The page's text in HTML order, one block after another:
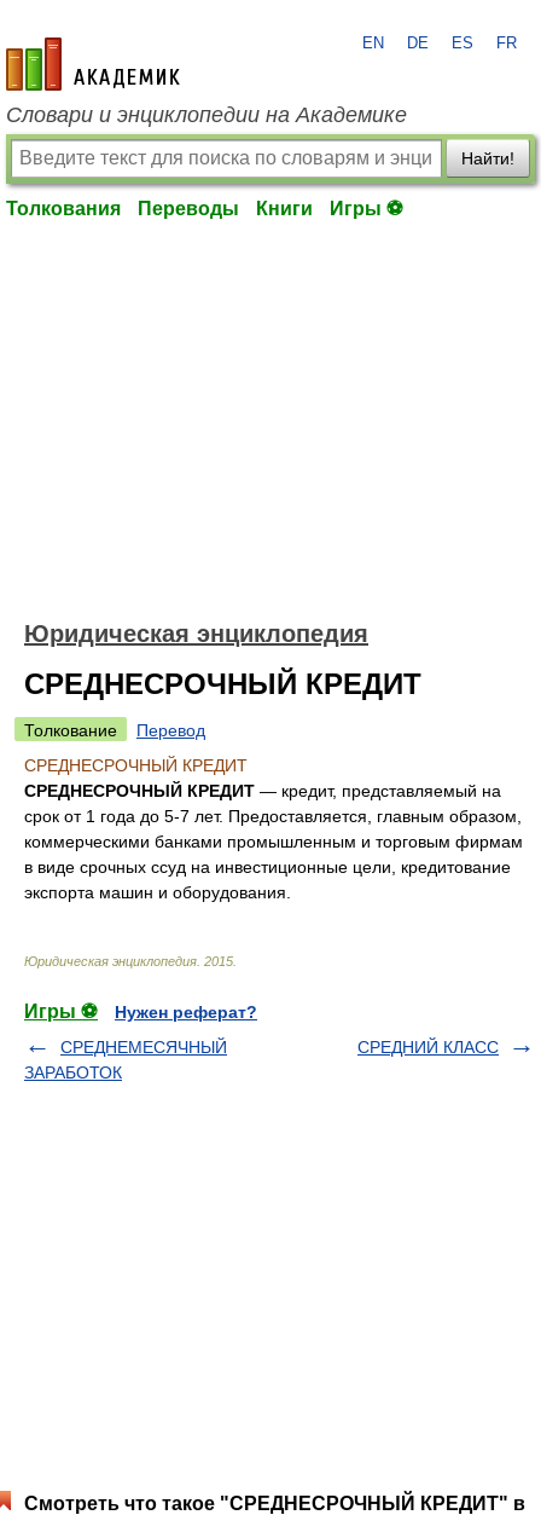
academic.ru
EN DE ES FR
Словари и энциклопедии на Академике
Найти!
Толкования Переводы Книги Игры ⚽
Юридическая энциклопедия
СРЕДНЕСРОЧНЫЙ КРЕДИТ
Толкование
Перевод
СРЕДНЕСРОЧНЫЙ КРЕДИТ
СРЕДНЕСРОЧНЫЙ КРЕДИТ — кредит, представляемый на
срок от 1 года до 5-7 лет. Предоставляется, главным образом,
коммерческими банками промышленным и торговым фирмам
в виде срочных ссуд на инвестиционные цели, кредитование
экспорта машин и оборудования.
Юридическая энциклопедия 2015
Игры ⚽
Нужен реферат?
СРЕДНЕМЕСЯЧНЫЙ
ЗАРАБОТОК
СРЕДНИЙ КЛАСС
Смотреть что такое "СРЕДНЕСРОЧНЫЙ КРЕДИТ" в